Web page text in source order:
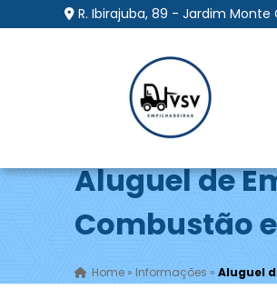
R. Ibirajuba, 89 - Jardim
Aluguel de
Combustão
Home »Informações »Aluguel